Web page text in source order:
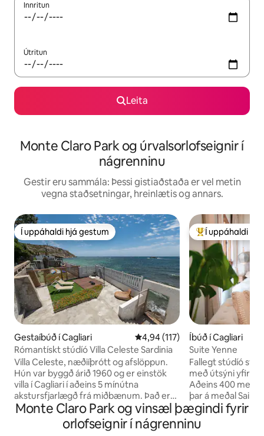
Innritun
Útritun
Leita
Monte Claro Park og úrvalsorlofseignir í
nágrenninu
Gestir eru sammála: Þessi gistiaðstaða er vel metin
vegna staðsetningar, hreinlætis og annars.
Í uppáhaldi hjá gestum
Í uppáhaldi hjá gestum
Gestaíbúð í Cagliari 4,94 af 5 í meðaleinkunn, 117
4,94 (117)
Rómantískt stúdíó Villa Celeste Sardinia
Villa Celeste, næðiíþrótt og afslöppun.
Hún var byggð árið 1960 og er einstök
villa í Cagliari í aðeins 5 mínútna
akstursfjarlægð frá miðbænum. Það er
mjög persónulegt, við sjóinn, með
beinum aðgangi að Cala Bernat
ströndinni, sem liggur í gegnum klettana.
Í mestu
Í uppáhaldi
Íbúð í Cagliari
Suite Yenne
Fallegt stúdíó
með útsýni yfir
Aðeins 400 metra frá Bastioni svæðinu,
þar á meðal Saint
metra frá
fullt af klúbbum,
verslunum fyrir
Monte Claro Park og vinsæl þægindi fyrir
orlofseignir í nágrenninu